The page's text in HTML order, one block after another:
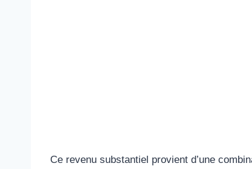
Ce revenu substantiel provient d’une